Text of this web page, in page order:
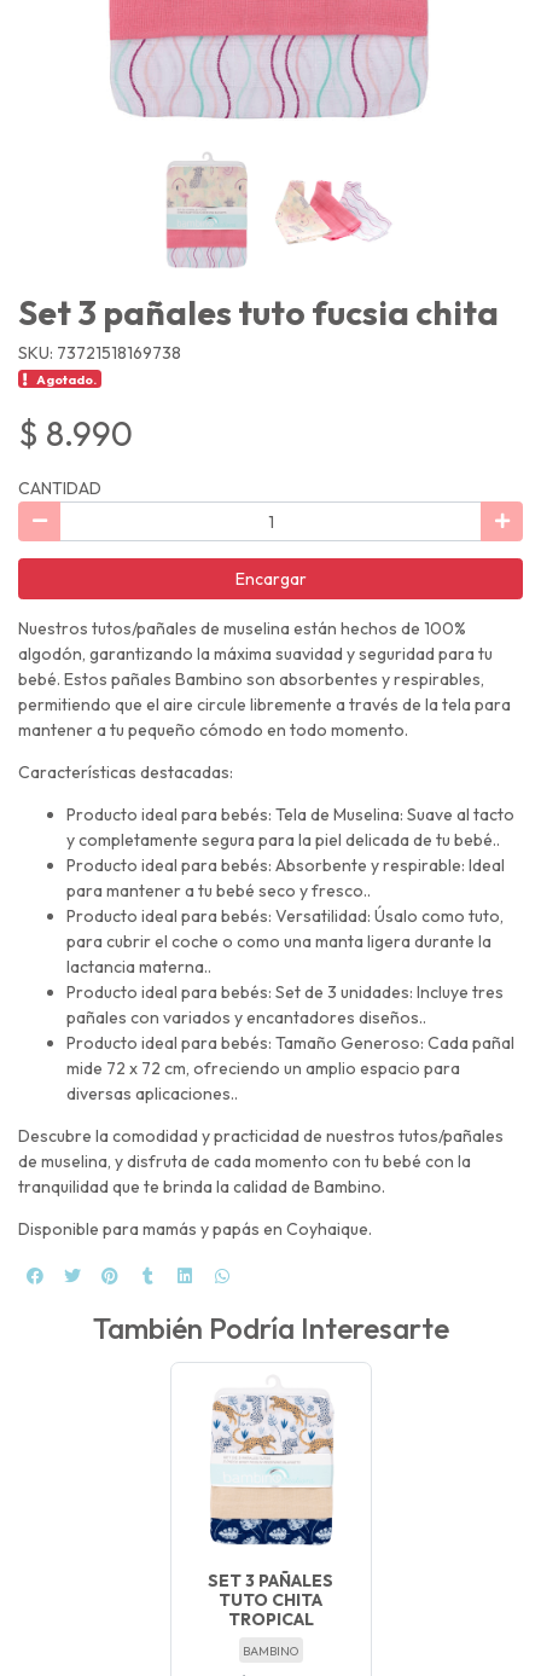
Set 3 pañales tuto fucsia chita
SKU: 73721518169738
Agotado.
$ 8.990
CANTIDAD
Encargar
Nuestros tutos/pañales de muselina están hechos de 100%
algodón, garantizando la máxima suavidad y seguridad para tu
bebé. Estos pañales Bambino son absorbentes y respirables,
permitiendo que el aire circule libremente a través de la tela para
mantener a tu pequeño cómodo en todo momento.
Características destacadas:
Producto ideal para bebés: Tela de Muselina: Suave al tacto
y completamente segura para la piel delicada de tu bebé..
Producto ideal para bebés: Absorbente y respirable: Ideal
para mantener a tu bebé seco y fresco..
Producto ideal para bebés: Versatilidad: Úsalo como tuto,
para cubrir el coche o como una manta ligera durante la
lactancia materna..
Producto ideal para bebés: Set de 3 unidades: Incluye tres
pañales con variados y encantadores diseños..
Producto ideal para bebés: Tamaño Generoso: Cada pañal
mide 72 x 72 cm, ofreciendo un amplio espacio para
diversas aplicaciones..
Descubre la comodidad y practicidad de nuestros tutos/pañales
de muselina, y disfruta de cada momento con tu bebé con la
tranquilidad que te brinda la calidad de Bambino.
Disponible para mamás y papás en Coyhaique.
También Podría Interesarte
SET 3 PAÑALES
TUTO CHITA
TROPICAL
BAMBINO